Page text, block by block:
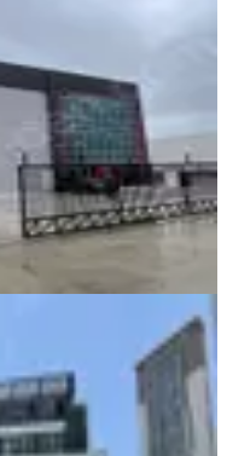
Kat·20.07.2026
Cd Üzeri
Giriş (Zemin)